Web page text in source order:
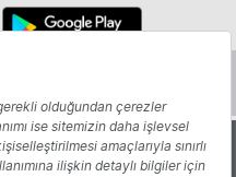
Yazarlar